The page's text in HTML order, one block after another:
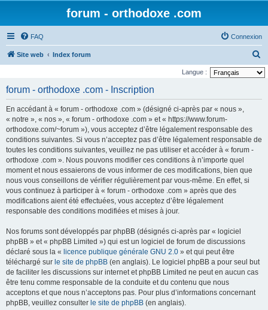
forum - orthodoxe .com
FAQ Connexion
Site web Index forum
e
Langue :
forum - orthodoxe .com - Inscription
En accédant à « forum - orthodoxe .com » (désigné ci-après par « nous »,
« notre », « nos », « forum - orthodoxe .com » et « https://www.forum-
orthodoxe.com/~forum »), vous acceptez d’être légalement responsable des
conditions suivantes. Si vous n’acceptez pas d’être légalement responsable de
toutes les conditions suivantes, veuillez ne pas utiliser et accéder à « forum -
orthodoxe .com ». Nous pouvons modifier ces conditions à n’importe quel
moment et nous essaierons de vous informer de ces modifications, bien que
nous vous conseillons de vérifier régulièrement par vous-même. En effet, si
vous continuez à participer à « forum - orthodoxe .com » après que des
modifications aient été effectuées, vous acceptez d’être légalement
responsable des conditions modifiées et mises à jour.
Nos forums sont développés par phpBB (désignés ci-après par « logiciel
phpBB » et « phpBB Limited ») qui est un logiciel de forum de discussions
déclaré sous la « licence publique générale GNU 2.0 » et qui peut être
téléchargé sur le site de phpBB (en anglais). Le logiciel phpBB a pour seul but
de faciliter les discussions sur internet et phpBB Limited ne peut en aucun cas
être tenu comme responsable de la conduite et du contenu que nous
acceptons et que nous n’acceptons pas. Pour plus d’informations concernant
phpBB, veuillez consulter le site de phpBB (en anglais).